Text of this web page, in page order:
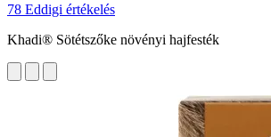
78 Eddigi értékelés
Khadi® Sötétszőke növényi hajfesték